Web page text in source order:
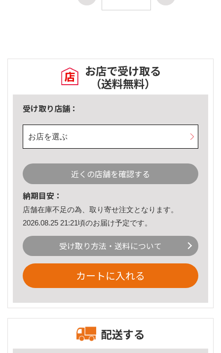
お店で受け取る
（送料無料）
受け取り店舗：
お店を選ぶ
近くの店舗を確認する
納期目安：
店舗在庫不足の為、取り寄せ注文となります。
2026.08.25 21:21頃のお届け予定です。
受け取り方法・送料について
カートに入れる
配送する